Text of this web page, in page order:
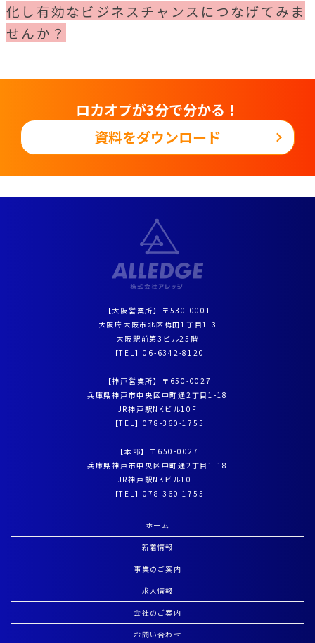
化し有効なビジネスチャンスにつなげてみま
せんか？
ロカオプが3分で分かる！
資料をダウンロード
【大阪営業所】〒530-0001
大阪府大阪市北区梅田1丁目1-3
大阪駅前第3ビル25階
【TEL】06-6342-8120
【神戸営業所】〒650-0027
兵庫県神戸市中央区中町通2丁目1-18
JR神戸駅NKビル10F
【TEL】078-360-1755
【本部】〒650-0027
兵庫県神戸市中央区中町通2丁目1-18
JR神戸駅NKビル10F
【TEL】078-360-1755
ホーム
新着情報
事業のご案内
求人情報
会社のご案内
お問い合わせ